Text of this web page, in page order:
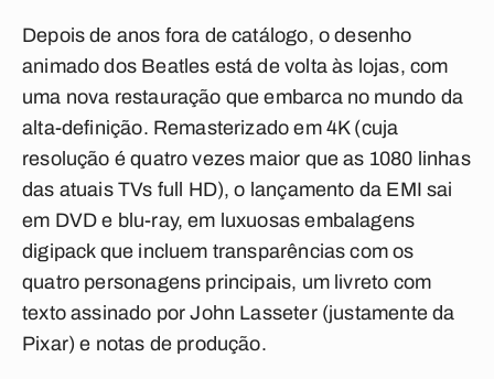
Depois de anos fora de catálogo, o desenho
animado dos Beatles está de volta às lojas, com
uma nova restauração que embarca no mundo da
alta-definição. Remasterizado em 4K (cuja
resolução é quatro vezes maior que as 1080 linhas
das atuais TVs full HD), o lançamento da EMI sai
em DVD e blu-ray, em luxuosas embalagens
digipack que incluem transparências com os
quatro personagens principais, um livreto com
texto assinado por John Lasseter (justamente da
Pixar) e notas de produção.